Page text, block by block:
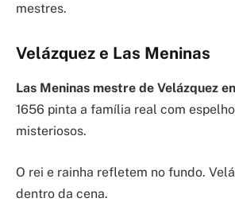
mestres.
Velázquez e Las Meninas
Las Meninas mestre de Velázquez
1656 pinta a família real com
misteriosos.
O rei e rainha refletem no fundo.
dentro da cena.